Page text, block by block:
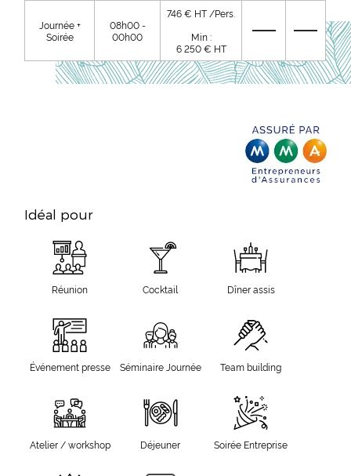
Journée +
Soirée
08h00 -
00h00
746 € HT /Pers.
Min :
6 250 € HT
Idéal pour
Réunion Cocktail Dîner assis
Événement presse Séminaire Journée Team building
Atelier / workshop Déjeuner Soirée Entreprise